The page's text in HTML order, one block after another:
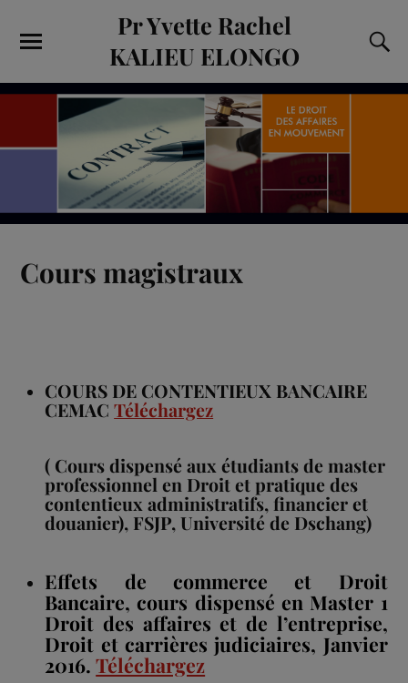
Pr Yvette Rachel
KALIEU ELONGO
Cours magistraux
COURS DE CONTENTIEUX BANCAIRE
CEMACTéléchargez
( Cours dispensé aux étudiants de master
professionnel en Droit et pratique des
contentieux administratifs, financier et
douanier), FSJP, Université de Dschang)
Effets de commerce et Droit
Bancaire, cours dispensé en Master 1
Droit des affaires et de l’entreprise,
Droit et carrières judiciaires, Janvier
2016.Téléchargez